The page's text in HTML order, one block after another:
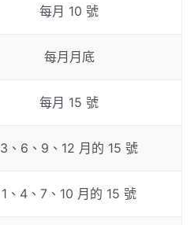
每月 10 號
每月月底
每月 15 號
3、6、9、12 月的 15 號
1、4、7、10 月的 15 號